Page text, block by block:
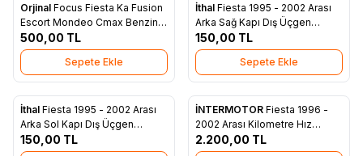
Favorilere Ekle
Orjinal Focus Fiesta Ka Fusion
Escort Mondeo Cmax Benzinli
Yağ Filtresi 978M 6714 B7A
500,00 TL
Sepete Ekle
Yeni
Favorilere Ekle
İthal Fiesta 1995 - 2002 Arası
Arka Sağ Kapı Dış Üçgen
Kapağı İthal 96FB A274A32 AF
150,00 TL
Sepete Ekle
Yeni
Favorilere Ekle
İthal Fiesta 1995 - 2002 Arası
Arka Sol Kapı Dış Üçgen
Kapağı İthal 96FB A274A33 AF
150,00 TL
Yeni
Favorilere Ekle
İNTERMOTOR Fiesta 1996 -
2002 Arası Kilometre Hız
Sensörü Orjinal 95BB 9E731 BB
2.200,00 TL